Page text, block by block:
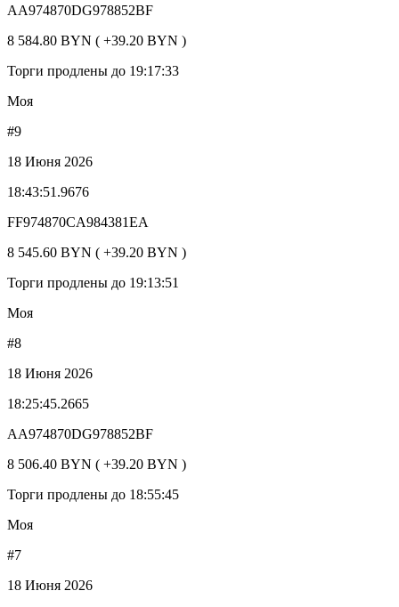
AA974870DG978852BF
8 584.80 BYN ( +39.20 BYN )
Торги продлены до 19:17:33
Моя
#9
18 Июня 2026
18:43:51.9676
FF974870CA984381EA
8 545.60 BYN ( +39.20 BYN )
Торги продлены до 19:13:51
Моя
#8
18 Июня 2026
18:25:45.2665
AA974870DG978852BF
8 506.40 BYN ( +39.20 BYN )
Торги продлены до 18:55:45
Моя
#7
18 Июня 2026